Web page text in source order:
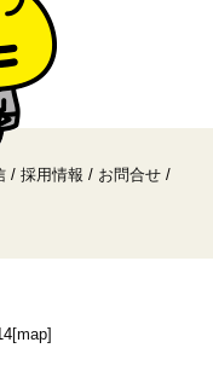
/ 採用情報 / お問合せ /
[map]